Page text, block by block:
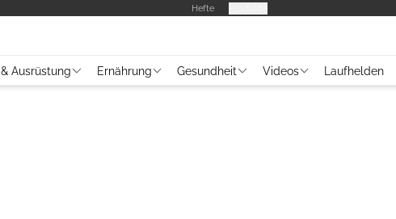
Hefte
Ausrüstung Ernährung Gesundheit Videos Laufhelden